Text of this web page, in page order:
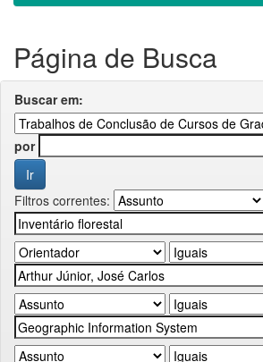
Página de Busca
Buscar em:
por
Filtros correntes: